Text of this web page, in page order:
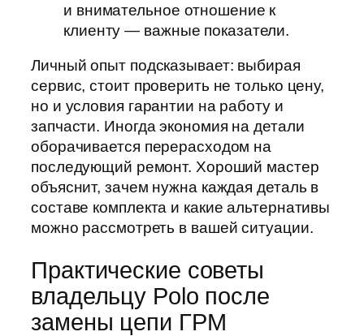
и внимательное отношение к
клиенту — важные показатели.
Личный опыт подсказывает: выбирая
сервис, стоит проверить не только цену,
но и условия гарантии на работу и
запчасти. Иногда экономия на детали
оборачивается перерасходом на
последующий ремонт. Хороший мастер
объяснит, зачем нужна каждая деталь в
составе комплекта и какие альтернативы
можно рассмотреть в вашей ситуации.
Практические советы
владельцу Polo после
замены цепи ГРМ